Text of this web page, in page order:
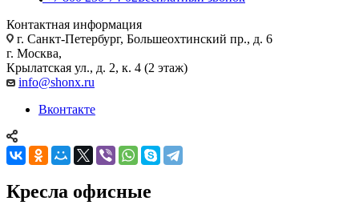
Контактная информация
г. Санкт-Петербург, Большеохтинский пр., д. 6
г. Москва,
Крылатская ул., д. 2, к. 4 (2 этаж)
info@shonx.ru
Вконтакте
Кресла офисные